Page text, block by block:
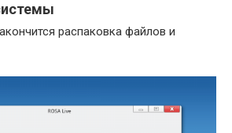
распаковка файлов и